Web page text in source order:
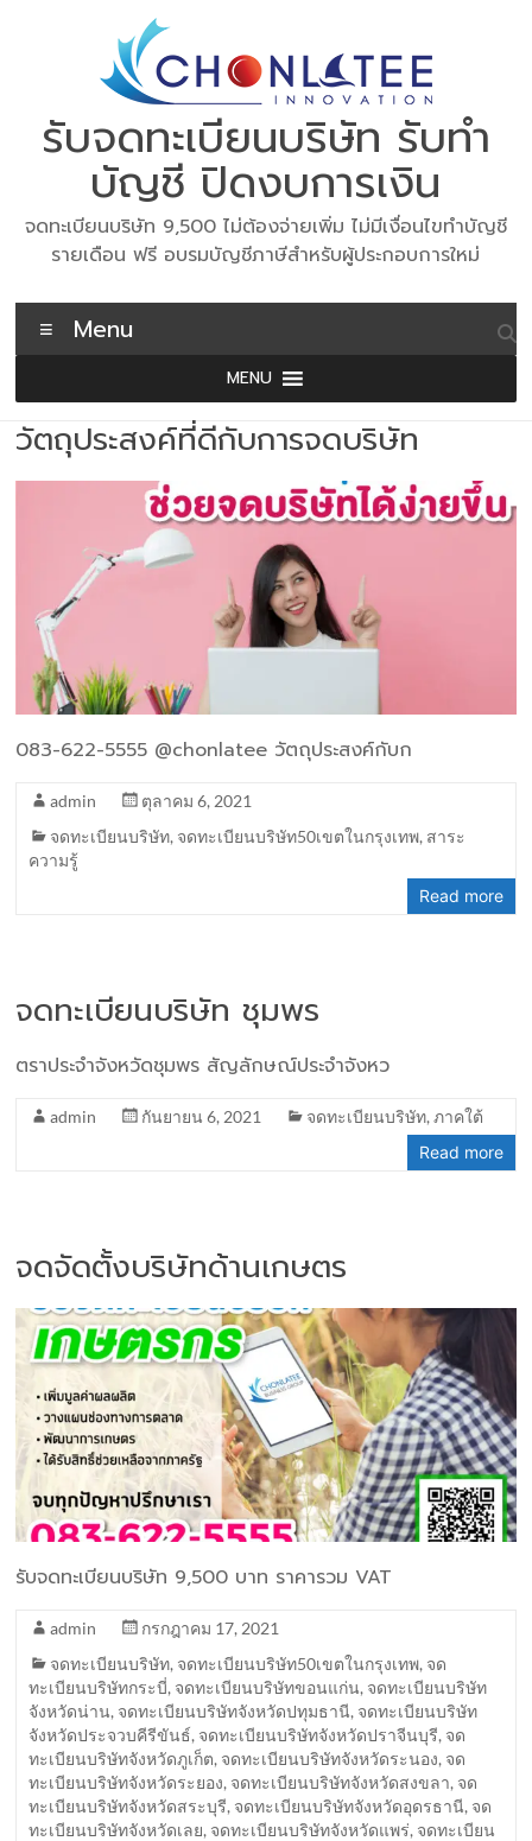
รับจดทะเบียนบริษัท รับทำ
บัญชี ปิดงบการเงิน
จดทะเบียนบริษัท 9,500 ไม่ต้องจ่ายเพิ่ม ไม่มีเงื่อนไขทำบัญชี
รายเดือน ฟรี อบรมบัญชีภาษีสำหรับผู้ประกอบการใหม่
Menu
MENU
วัตถุประสงค์ที่ดีกับการจดบริษัท
083-622-5555 @chonlatee วัตถุประสงค์กับก
admin
ตุลาคม 6, 2021
จดทะเบียนบริษัท, จดทะเบียนบริษัท50เขตในกรุงเทพ, สาระ
ความรู้
Read more
จดทะเบียนบริษัท ชุมพร
ตราประจำจังหวัดชุมพร สัญลักษณ์ประจำจังหว
admin กันยายน 6, 2021 จดทะเบียนบริษัท,ภาคใต้
Read more
จดจัดตั้งบริษัทด้านเกษตร
รับจดทะเบียนบริษัท 9,500 บาท ราคารวม VAT
admin
กรกฎาคม 17, 2021
จดทะเบียนบริษัท, จดทะเบียนบริษัท50เขตในกรุงเทพ, จด
ทะเบียนบริษัทกระบี่, จดทะเบียนบริษัทขอนแก่น, จดทะเบียนบริษัท
จังหวัดน่าน, จดทะเบียนบริษัทจังหวัดปทุมธานี, จดทะเบียนบริษัท
จังหวัดประจวบคีรีขันธ์, จดทะเบียนบริษัทจังหวัดปราจีนบุรี, จด
ทะเบียนบริษัทจังหวัดภูเก็ต, จดทะเบียนบริษัทจังหวัดระนอง, จด
ทะเบียนบริษัทจังหวัดระยอง, จดทะเบียนบริษัทจังหวัดสงขลา, จด
ทะเบียนบริษัทจังหวัดสระบุรี, จดทะเบียนบริษัทจังหวัดอุดรธานี, จด
ทะเบียนบริษัทจังหวัดเลย, จดทะเบียนบริษัทจังหวัดแพร่, จดทะเบียน